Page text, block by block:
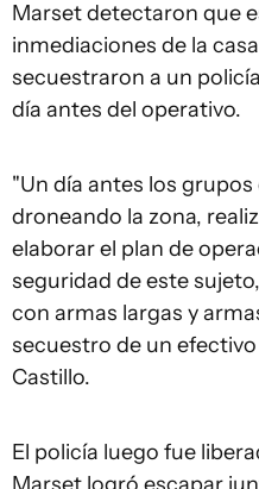
Marset detectaron que
inmediaciones de la
secuestraron a un
día antes del operativo.
"Un día antes los
droneando la zona,
elaborar el plan de
seguridad de este
con armas largas y
secuestro de un
Castillo.
El policía luego fue